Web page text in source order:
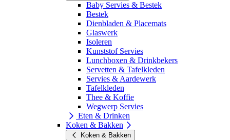
Baby Servies & Bestek
Bestek
Dienbladen & Placemats
Glaswerk
Isoleren
Kunststof Servies
Lunchboxen & Drinkbekers
Servetten & Tafelkleden
Servies & Aardewerk
Tafelkleden
Thee & Koffie
Wegwerp Servies
Eten & Drinken
Koken & Bakken
Koken & Bakken